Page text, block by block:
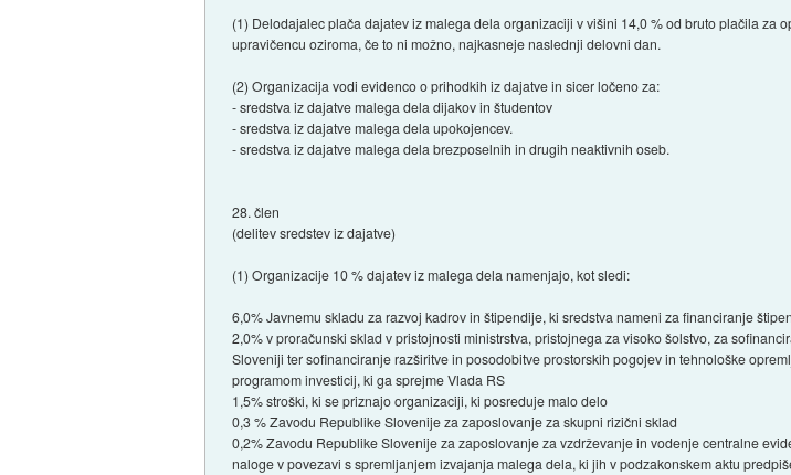
(1) Delodajalec plača dajatev iz malega dela organizaciji v višini 14,0 % od bruto plačila za
upravičencu oziroma, če to ni možno, najkasneje naslednji delovni dan.
(2) Organizacija vodi evidenco o prihodkih iz dajatve in sicer ločeno za:
- sredstva iz dajatve malega dela dijakov in študentov
- sredstva iz dajatve malega dela upokojencev.
- sredstva iz dajatve malega dela brezposelnih in drugih neaktivnih oseb.
28. člen
(delitev sredstev iz dajatve)
(1) Organizacije 10 % dajatev iz malega dela namenjajo, kot sledi:
6,0% Javnemu skladu za razvoj kadrov in štipendije, ki sredstva nameni za financiranje
2,0% v proračunski sklad v pristojnosti ministrstva, pristojnega za visoko šolstvo, za
Sloveniji ter sofinanciranje razširitve in posodobitve prostorskih pogojev in tehnološke
programom investicij, ki ga sprejme Vlada RS
1,5% stroški, ki se priznajo organizaciji, ki posreduje malo delo
0,3 % Zavodu Republike Slovenije za zaposlovanje za skupni rizični sklad
0,2% Zavodu Republike Slovenije za zaposlovanje za vzdrževanje in vodenje centralne
naloge v povezavi s spremljanjem izvajanja malega dela, ki jih v podzakonskem aktu